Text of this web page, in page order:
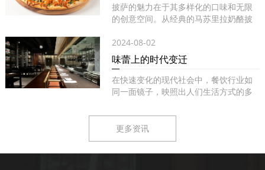
披萨的魅力在于其多样化的口味和无限
的创意空间。从经典的马苏里拉奶酪披
2024-08-02
味蕾上的时代变迁
在快速变化的现代社会中，餐饮行业如
同一面镜子，映照出人们生活方式的多
更多资讯